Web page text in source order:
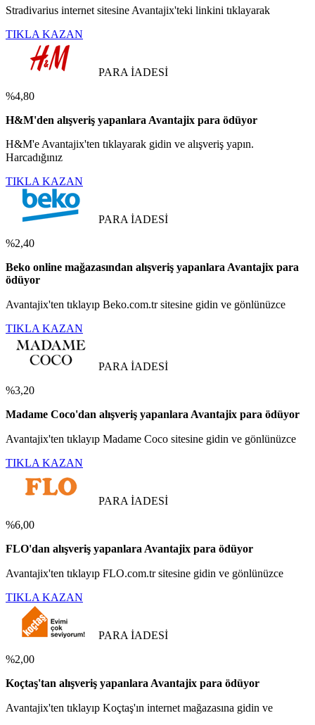
Stradivarius internet sitesine Avantajix'teki linkini tıklayarak
TIKLA KAZAN
PARA İADESİ
%4,80
H&M'den alışveriş yapanlara Avantajix para ödüyor
H&M'e Avantajix'ten tıklayarak gidin ve alışveriş yapın.
Harcadığınız
TIKLA KAZAN
PARA İADESİ
%2,40
Beko online mağazasından alışveriş yapanlara Avantajix para
ödüyor
Avantajix'ten tıklayıp Beko.com.tr sitesine gidin ve gönlünüzce
TIKLA KAZAN
PARA İADESİ
%3,20
Madame Coco'dan alışveriş yapanlara Avantajix para ödüyor
Avantajix'ten tıklayıp Madame Coco sitesine gidin ve gönlünüzce
TIKLA KAZAN
PARA İADESİ
%6,00
FLO'dan alışveriş yapanlara Avantajix para ödüyor
Avantajix'ten tıklayıp FLO.com.tr sitesine gidin ve gönlünüzce
TIKLA KAZAN
PARA İADESİ
%2,00
Koçtaş'tan alışveriş yapanlara Avantajix para ödüyor
Avantajix'ten tıklayıp Koçtaş'ın internet mağazasına gidin ve